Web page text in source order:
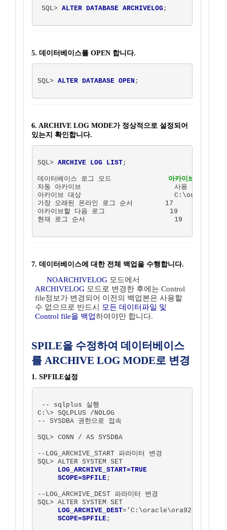
SQL> ALTER DATABASE ARCHIVELOG;
5. 데이터베이스를 OPEN 합니다.
SQL> ALTER DATABASE OPEN ;
6. ARCHIVE LOG MODE가 정상적으로 설정되어
있는지 확인합니다.
SQL> ARCHIVE LOG LIST;
데이터베이스 로그 모드 아카이브 모드
자동 아카이브                       사용
아카이브 대상
가장 오래된 온라인 로그 순서        17
아카이브할 다음 로그                19
현재 로그 순서                      19
7. 데이터베이스에 대한 전체 백업을 수행합니다.
NOARCHIVELOG 모드에서
ARCHIVELOG 모드로 변경한 후에는 Control
file정보가 변경되어 이전의 백업본은 사용할
수 없으므로 반드시
모든 데이터파일 및
Control file을 백업하여야만 합니다.
SPILE을 수정하여 데이터베이스
를 ARCHIVE LOG MODE로 변경
1. SPFILE설정
-- sqlplus 실행
C:\> SQLPLUS /NOLOG
-- SYSDBA 권한으로 접속
SQL> CONN / AS SYSDBA
--LOG_ARCHIVE_START 파라미터 변경
SQL> ALTER SYSTEM SET
LOG_ARCHIVE_START=TRUE
     SCOPE=SPFILE
;
--LOG_ARCHIVE_DEST 파라미터 변경
SQL> ALTER SYSTEM SET
LOG_ARCHIVE_DEST
SCOPE=SPFILE;